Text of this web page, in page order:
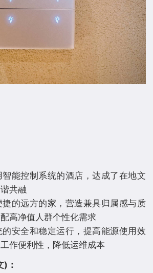
能控制系统的酒店，达成了在地文
共融
的远方的家，营造兼具归属感与质
高净值人群个性化需求
安全和稳定运行，提高能源使用效
)：